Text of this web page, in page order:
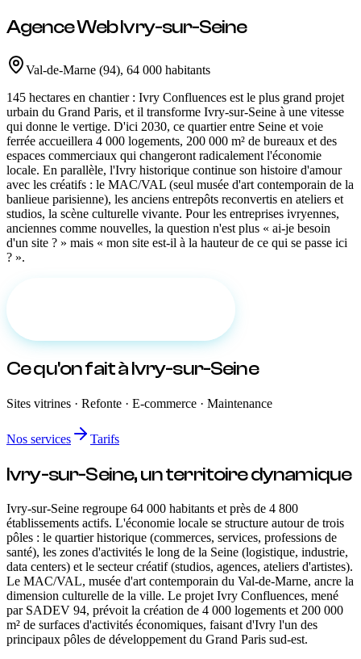
Agence WebIvry-sur-Seine
Val-de-Marne (94), 64 000 habitants
145 hectares en chantier : Ivry Confluences est le plus grand projet
urbain du Grand Paris, et il transforme Ivry-sur-Seine à une vitesse
qui donne le vertige. D'ici 2030, ce quartier entre Seine et voie
ferrée accueillera 4 000 logements, 200 000 m² de bureaux et des
espaces commerciaux qui changeront radicalement l'économie
locale. En parallèle, l'Ivry historique continue son histoire d'amour
avec les créatifs : le MAC/VAL (seul musée d'art contemporain de la
banlieue parisienne), les anciens entrepôts reconvertis en ateliers et
studios, la scène culturelle vivante. Pour les entreprises ivryennes,
anciennes comme nouvelles, la question n'est plus « ai-je besoin
d'un site ? » mais « mon site est-il à la hauteur de ce qui se passe ici
? ».
Ce qu'on faità Ivry-sur-Seine
Sites vitrines · Refonte · E-commerce · Maintenance
Nos services Tarifs
Ivry-sur-Seine, un territoiredynamique
Ivry-sur-Seine regroupe 64 000 habitants et près de 4 800
établissements actifs. L'économie locale se structure autour de trois
pôles : le quartier historique (commerces, services, professions de
santé), les zones d'activités le long de la Seine (logistique, industrie,
data centers) et le secteur créatif (studios, agences, ateliers d'artistes).
Le MAC/VAL, musée d'art contemporain du Val-de-Marne, ancre la
dimension culturelle de la ville. Le projet Ivry Confluences, mené
par SADEV 94, prévoit la création de 4 000 logements et 200 000
m² de surfaces d'activités économiques, faisant d'Ivry l'un des
principaux pôles de développement du Grand Paris sud-est.